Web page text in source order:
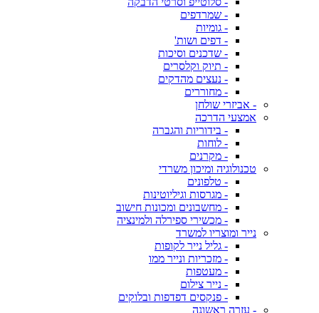
- שמרדפים
- גומיות
- דפים ושות'
- שדכנים וסיכות
- תיוק וקלסרים
- נעצים מהדקים
- מחוררים
- אביזרי שולחן
אמצעי הדרכה
- בידוריות והגברה
- לוחות
- מקרנים
טכנולוגיה ומיכון משרדי
- טלפונים
- מגרסות וגיליוטינות
- מחשבונים ומכונות חישוב
- מכשירי ספירלה ולמינציה
נייר ומוצריו למשרד
- גליל נייר לקופות
- מזכריות ונייר ממו
- מעטפות
- נייר צילום
- פנקסים דפדפות ובלוקים
- עזרה ראשונה